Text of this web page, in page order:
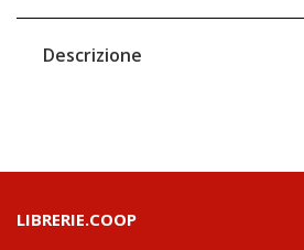
Descrizione
LIBRERIE.COOP